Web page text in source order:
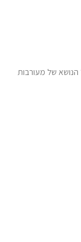
הנושא של מעורבות